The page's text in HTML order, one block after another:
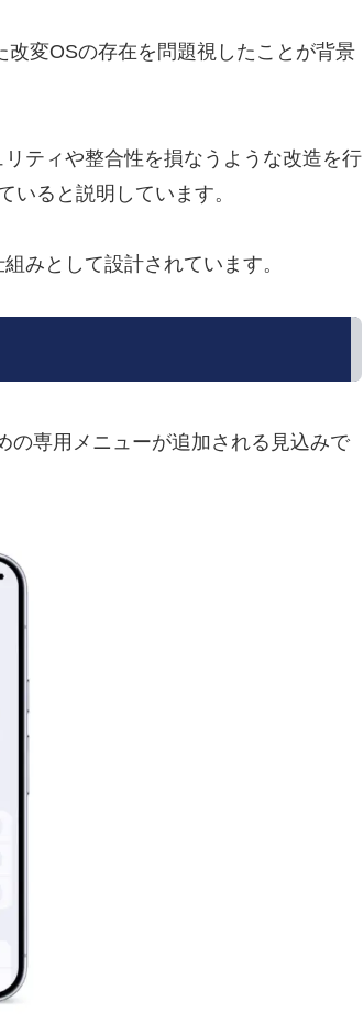
変OSの存在を問題視したことが背景
ティや整合性を損なうような改造を行
いると説明しています。
みとして設計されています。
の専用メニューが追加される見込みで